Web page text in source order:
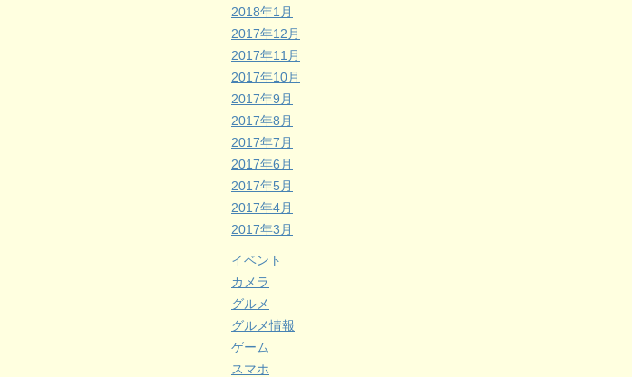
2018年1月
2017年12月
2017年11月
2017年10月
2017年9月
2017年8月
2017年7月
2017年6月
2017年5月
2017年4月
2017年3月
イベント
カメラ
グルメ
グルメ情報
ゲーム
スマホ